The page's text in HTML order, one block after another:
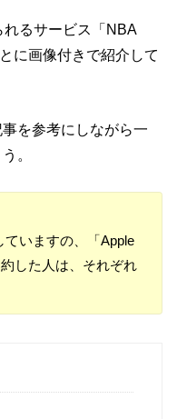
るサービス「NBA
に画像付きで紹介して
を参考にしながら一
。
いますの、「Apple
した人は、それぞれ